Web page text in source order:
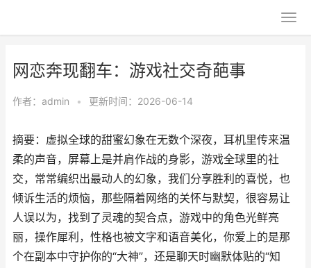
网恋奔现翻车：游戏社交奇葩事
作者： admin • 更新时间：2026-06-14
摘要：虚拟全球的甜蜜幻象在无数个深夜，耳机里传来温
柔的声音，屏幕上是并肩作战的身影，游戏全球里的社
交，常常编织出最动人的幻象，我们分享胜利的喜悦，也
倾诉生活的烦恼，那些隔着网络的关怀与默契，很容易让
人误以为，找到了灵魂的契合点，游戏中的角色光鲜亮
丽，操作犀利，性格也被文字和语音美化，你爱上的是那
个在副本中守护你的“大神”，还是聊天时幽默体贴的“知